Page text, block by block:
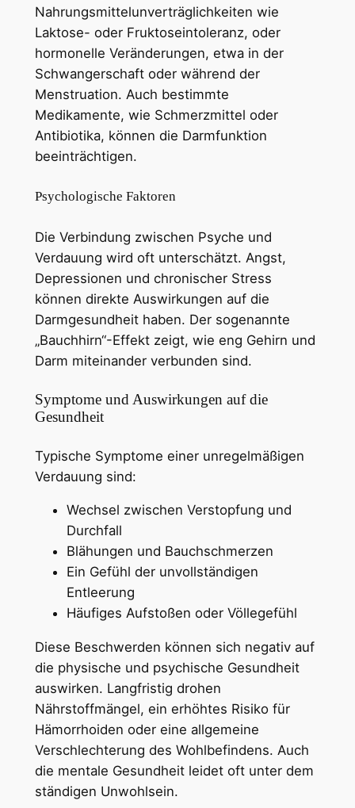
Nahrungsmittelunverträglichkeiten wie
Laktose- oder Fruktoseintoleranz, oder
hormonelle Veränderungen, etwa in der
Schwangerschaft oder während der
Menstruation. Auch bestimmte
Medikamente, wie Schmerzmittel oder
Antibiotika, können die Darmfunktion
beeinträchtigen.
Psychologische Faktoren
Die Verbindung zwischen Psyche und
Verdauung wird oft unterschätzt. Angst,
Depressionen und chronischer Stress
können direkte Auswirkungen auf die
Darmgesundheit haben. Der sogenannte
„Bauchhirn“-Effekt zeigt, wie eng Gehirn und
Darm miteinander verbunden sind.
Symptome und Auswirkungen auf die
Gesundheit
Typische Symptome einer unregelmäßigen
Verdauung sind:
Wechsel zwischen Verstopfung und
Durchfall
Blähungen und Bauchschmerzen
Ein Gefühl der unvollständigen
Entleerung
Häufiges Aufstoßen oder Völlegefühl
Diese Beschwerden können sich negativ auf
die physische und psychische Gesundheit
auswirken. Langfristig drohen
Nährstoffmängel, ein erhöhtes Risiko für
Hämorrhoiden oder eine allgemeine
Verschlechterung des Wohlbefindens. Auch
die mentale Gesundheit leidet oft unter dem
ständigen Unwohlsein.